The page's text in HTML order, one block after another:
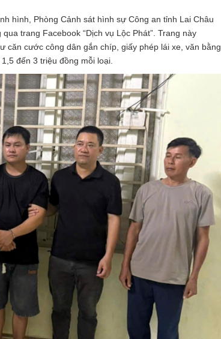
hình, Phòng Cảnh sát hình sự Công an tỉnh Lai Châu
trang Facebook “Dịch vụ Lộc Phát”. Trang này
cước công dân gắn chíp, giấy phép lái xe, văn bằng,
đến 3 triệu đồng mỗi loại.